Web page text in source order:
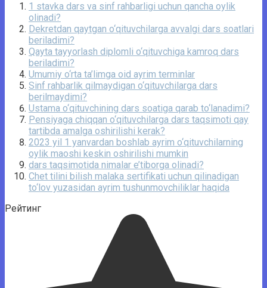
1 stavka dars va sinf rahbarligi uchun qancha oylik
olinadi?
Dekretdan qaytgan o‘qituvchilarga avvalgi dars soatlari
beriladimi?
Qayta tayyorlash diplomli o‘qituvchiga kamroq dars
beriladimi?
Umumiy o‘rta ta’limga oid ayrim terminlar
Sinf rahbarlik qilmaydigan o‘qituvchilarga dars
berilmaydimi?
Ustama o‘qituvchining dars soatiga qarab to‘lanadimi?
Pensiyaga chiqqan o‘qituvchilarga dars taqsimoti qay
tartibda amalga oshirilishi kerak?
2023 yil 1 yanvardan boshlab ayrim o‘qituvchilarning
oylik maoshi keskin oshirilishi mumkin
dars taqsimotida nimalar e’tiborga olinadi?
Chet tilini bilish malaka sertifikati uchun qilinadigan
to‘lov yuzasidan ayrim tushunmovchiliklar haqida
Рейтинг